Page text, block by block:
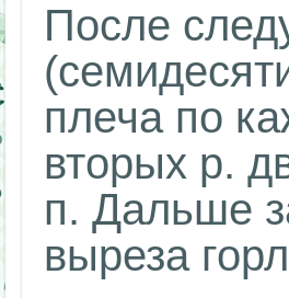
После
плеча по
вторых р.
п. Дальше
выреза